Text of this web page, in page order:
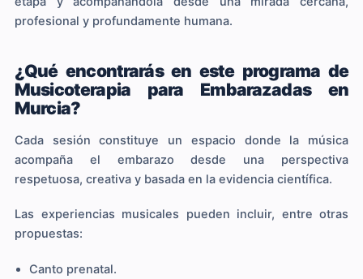
profesional y profundamente humana.
¿Qué encontrarás en este programa de
Musicoterapia para Embarazadas en
Murcia?
Cada sesión constituye un espacio donde la música
acompaña el embarazo desde una perspectiva
respetuosa, creativa y basada en la evidencia científica.
Las experiencias musicales pueden incluir, entre otras
propuestas:
Canto prenatal.